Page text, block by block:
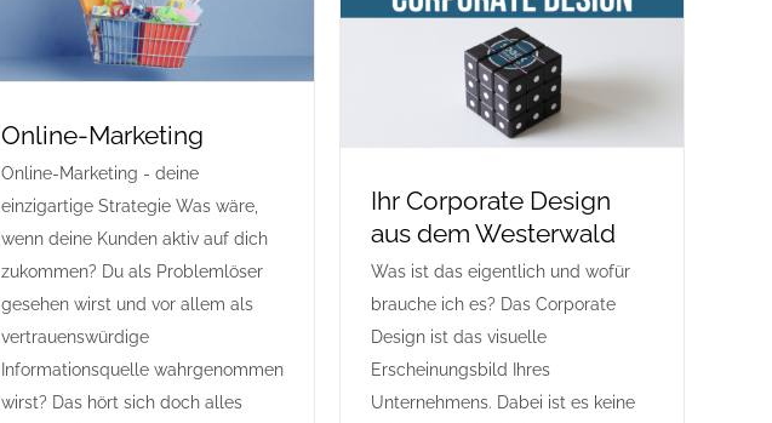
Koblenz - Limburg
Online-Marketing
Online-Marketing - deine
einzigartige Strategie Was wäre,
wenn deine Kunden aktiv auf dich
zukommen? Du als Problemlöser
gesehen wirst und vor allem als
vertrauenswürdige
Informationsquelle wahrgenommen
wirst? Das hört sich doch alles
Fotos
und mehrInternetagentur für den Raum
Koblenz - LimburgVideos
Gestaltung
Ihr Corporate Design
aus dem Westerwald
Was ist das eigentlich und wofür
brauche ich es? Das Corporate
Design ist das visuelle
Erscheinungsbild Ihres
Unternehmens. Dabei ist es keine